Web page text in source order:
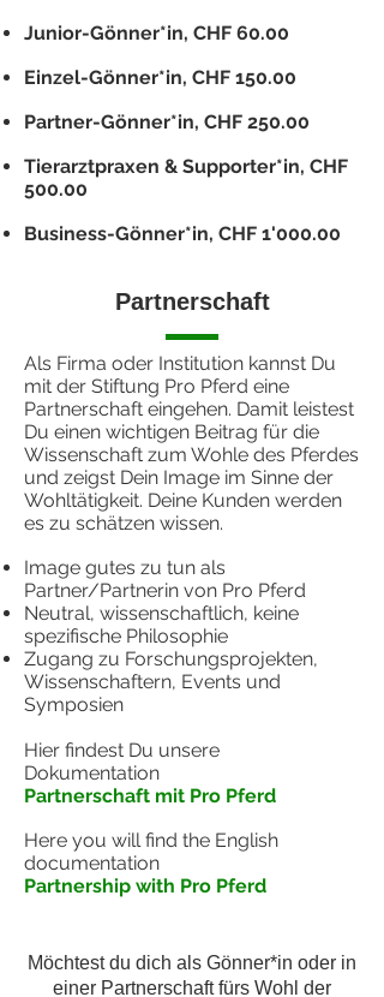
Junior-Gönner*in, CHF 60.00
Einzel-Gönner*in, CHF 150.00
Partner-Gönner*in, CHF 250.00
Tierarztpraxen & Supporter*in, CHF
500.00
Business-Gönner*in, CHF 1'000.00
Partnerschaft
Als Firma oder Institution kannst Du
mit der Stiftung Pro Pferd eine
Partnerschaft eingehen. Damit leistest
Du einen wichtigen Beitrag für die
Wissenschaft zum Wohle des Pferdes
und zeigst Dein Image im Sinne der
Wohltätigkeit. Deine Kunden werden
es zu schätzen wissen.
Image gutes zu tun als
Partner/Partnerin von Pro Pferd
Neutral, wissenschaftlich, keine
spezifische Philosophie
Zugang zu Forschungsprojekten,
Wissenschaftern, Events und
Symposien
Hier findest Du unsere
Dokumentation
Partnerschaft mit Pro Pferd
Here you will find the English
documentation
Partnership with Pro Pferd
Möchtest du dich als Gönner*in oder in
einer Partnerschaft fürs Wohl der